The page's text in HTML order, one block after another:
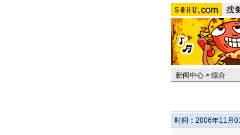
新闻中心 > 综合
时间：2006年11月